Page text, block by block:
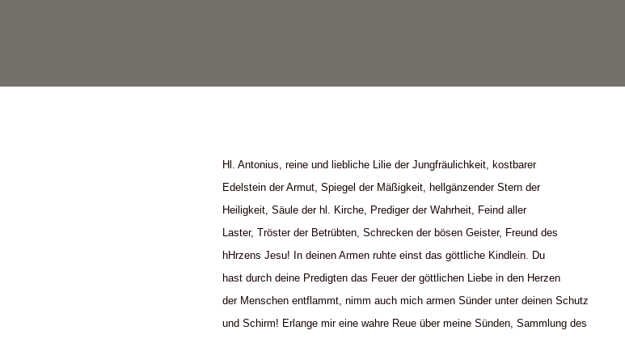
Hl. Antonius, reine und liebliche Lilie der Jungfräulichkeit, kostbarer
Edelstein der Armut, Spiegel der Mäßigkeit, hellgänzender Stern der
Heiligkeit, Säule der hl. Kirche, Prediger der Wahrheit, Feind aller
Laster, Tröster der Betrübten, Schrecken der bösen Geister, Freund des
hHrzens Jesu! In deinen Armen ruhte einst das göttliche Kindlein. Du
hast durch deine Predigten das Feuer der göttlichen Liebe in den Herzen
der Menschen entflammt, nimm auch mich armen Sünder unter deinen Schutz
und Schirm! Erlange mir eine wahre Reue über meine Sünden, Sammlung des